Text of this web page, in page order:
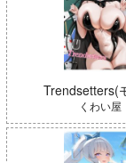
Trendsetters(
くわい屋